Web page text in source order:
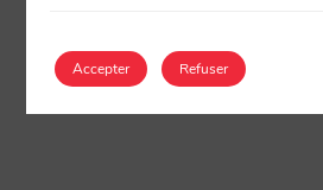
Accepter Refuser